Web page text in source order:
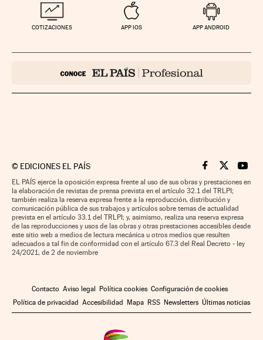
COTIZACIONES APP IOS APP ANDROID
© EDICIONES EL PAÍS Cinco Días en
Cinco Días
Cinco
EL PAÍS ejerce la oposición expresa frente al uso de sus obras y prestaciones en
la elaboración de revistas de prensa prevista en el artículo 32.1 del TRLPI;
también realiza la reserva expresa frente a la reproducción, distribución y
comunicación pública de sus trabajos y artículos sobre temas de actualidad
prevista en el artículo 33.1 del TRLPI; y, asimismo, realiza una reserva expresa
de las reproducciones y usos de las obras y otras prestaciones accesibles desde
este sitio web a medios de lectura mecánica u otros medios que resulten
adecuados a tal fin de conformidad con el artículo 67.3 del Real Decreto - ley
24/2021, de 2 de noviembre
Contacto Aviso legal Política cookies Configuración de cookies
Política de privacidad Accesibilidad Mapa RSS Newsletters Últimas noticias